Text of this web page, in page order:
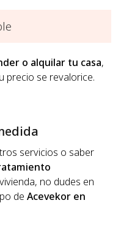
o alquilar tu casa,
precio se revalorice.
servicios o saber
no dudes en
de Acevekor en